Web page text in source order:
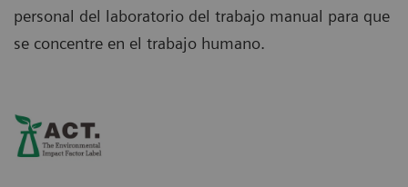
personal del laboratorio del trabajo manual para que
se concentre en el trabajo humano.